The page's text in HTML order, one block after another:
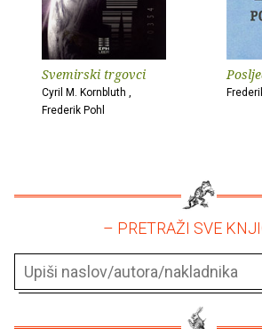
Svemirski trgovci
Cyril M. Kornbluth ,
Frederik Pohl
– PRETRAŽI SVE